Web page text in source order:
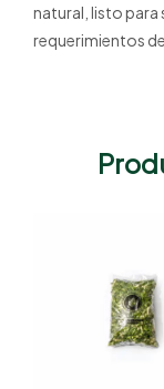
natural, listo para
requerimientos